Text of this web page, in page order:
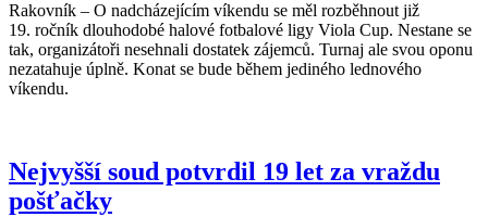
Rakovník – O nadcházejícím víkendu se měl rozběhnout již
19. ročník dlouhodobé halové fotbalové ligy Viola Cup. Nestane se
tak, organizátoři nesehnali dostatek zájemců. Turnaj ale svou oponu
nezatahuje úplně. Konat se bude během jediného lednového
víkendu.
Nejvyšší soud potvrdil 19 let za vraždu
pošťačky